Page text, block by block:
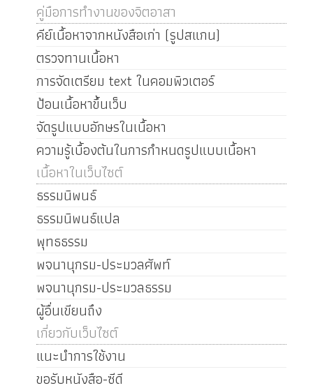
คู่มือการทำงานของจิตอาสา
คีย์เนื้อหาจากหนังสือเก่า (รูปสแกน)
ตรวจทานเนื้อหา
การจัดเตรียม text ในคอมพิวเตอร์
ป้อนเนื้อหาขึ้นเว็บ
จัดรูปแบบอักษรในเนื้อหา
ความรู้เบื้องต้นในการกำหนดรูปแบบเนื้อหา
เนื้อหาในเว็บไซต์
ธรรมนิพนธ์
ธรรมนิพนธ์แปล
พุทธธรรม
พจนานุกรม-ประมวลศัพท์
พจนานุกรม-ประมวลธรรม
ผู้อื่นเขียนถึง
เกี่ยวกับเว็บไซต์
แนะนำการใช้งาน
ขอรับหนังสือ-ซีดี